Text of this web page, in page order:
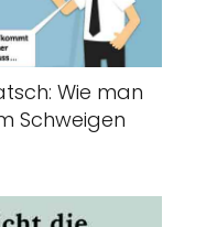
Wie man
Schweigen